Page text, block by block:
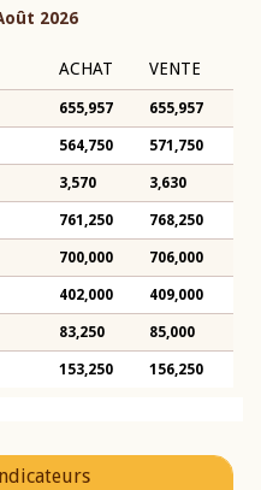
2026
ACHAT VENTE
655,957 655,957
564,750 571,750
3,570 3,630
761,250 768,250
700,000 706,000
402,000 409,000
83,250 85,000
153,250 156,250